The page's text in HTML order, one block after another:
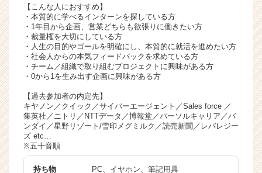
r
C
a
r
e
e
r）
【こんな人におすすめ】
・本質的に学べるインターンを探している方
・1年目から企画、営業どちらも欲張りに働きたい方
・裁量権を大切にしている方
・人生の目的やゴールを明確にし、本質的に就活を進めたい方
・社会人からの本気フィードバックを求めている方
・チーム／組織で取り組むプロジェクトに興味がある方
・0から1を生み出す企画に興味がある方
【過去参加者の内定先】
キヤノン／クイック／サイバーエージェント／Sales force ／
集英社／ニトリ／NTTデータ／博報堂／パーソルキャリア／バ
ンダイ／星野リゾート/雪印メグミルク／読売新聞／レバレジー
ズ etc…
※五十音順
持ち物 PC、イヤホン、筆記用具